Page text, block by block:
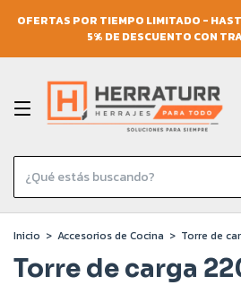
OFERTAS POR TIEMPO LIMITADO -
5% DE DESCUENTO CON
Inicio > Accesorios de Cocina > Torre de
Torre de carga